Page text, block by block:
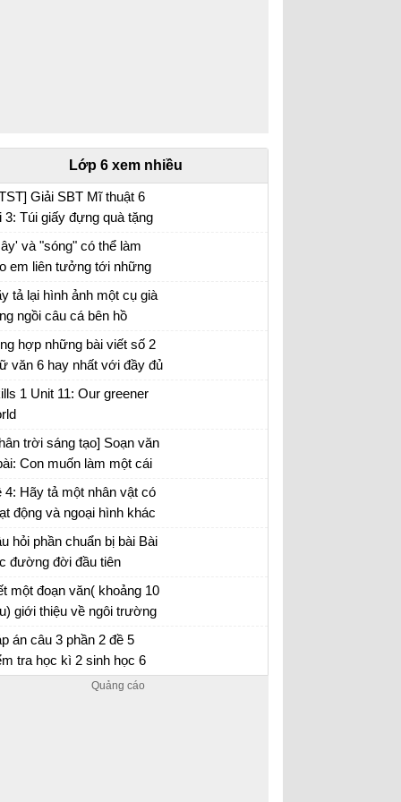
Lớp 6 xem nhiều
Giải SBT Mĩ thuật 6
3: Túi giấy đựng quà tặng
và "sóng" có thể làm
em liên tưởng tới những
tượng nào. Xác định biện
tu từ được sử dụng
hình ảnh "bình minh
"vầng trăng bạc" và nêu
dụng của biện pháp tu từ
tả lại hình ảnh một cụ già
ngồi câu cá bên hồ
hợp những bài viết số 2
văn 6 hay nhất với đầy đủ
đề (5 đề)
1 Unit 11: Our greener
trời sáng tạo] Soạn văn
Con muốn làm một cái
4: Hãy tả một nhân vật có
động và ngoại hình khác
mà em đã có dịp quan
đọc trong sách hoặc nghe
hỏi phần chuẩn bị bài Bài
đường đời đầu tiên
một đoạn văn( khoảng 10
giới thiệu về ngôi trường
em đang theo học. Trong
văn đó có sử dụng danh
án câu 3 phần 2 đề 5
tra học kì 2 sinh học 6
life - Language Focus
[Friends plus] Giải tiếng anh 6 unit 3: Wild
life - Language Focus (Question with
How..?)
[Friends plus] Giải tiếng Anh 6 unit 3 Wild
life - Writing
[Friends plus] Giải tiếng Anh 6 unit 3 Wild
life - Puzzles and games
LEARNING WORLD
Learning world - Reading
Learning world - Vocabulary and Listening
Learning world - Speaking
[Friends plus] Giải tiếng Anh 6 unit 4
Learning world - Culture
[Friends plus] PROGRESS REVIEW 2
FOOD AND HEALTH
and Health - Reading
[Friends plus] Giải tiếng Anh 6 unit 5 Food